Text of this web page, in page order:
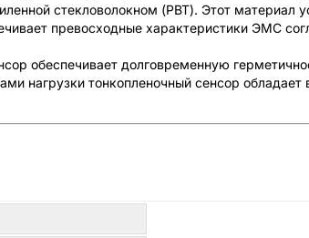
стекловолокном (PBT). Этот
превосходные характеристики ЭМС
обеспечивает долговременную
нагрузки тонкопленочный сенсор